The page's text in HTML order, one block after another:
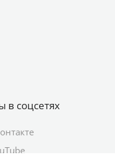
в соцсетях